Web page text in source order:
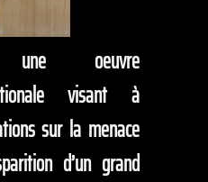
oeuvre
visant à
sur la menace
d’un grand